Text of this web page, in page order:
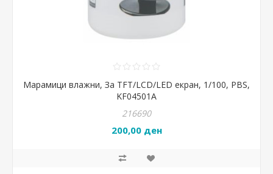
Марамици влажни, За TFT/LCD/LED екран, 1/100, PBS,
KF04501A
216690
200,00 ден